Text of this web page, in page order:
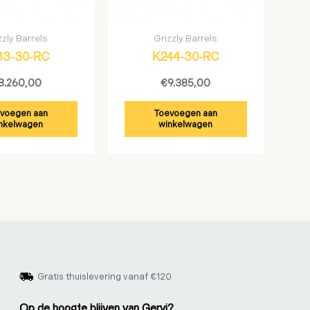
Barrels
30-RC
aan
Grizzly Barrels
K244-30-RC
€9.385,00
Toevoegen aan
winkelwagen
Gratis thuislevering vanaf €120